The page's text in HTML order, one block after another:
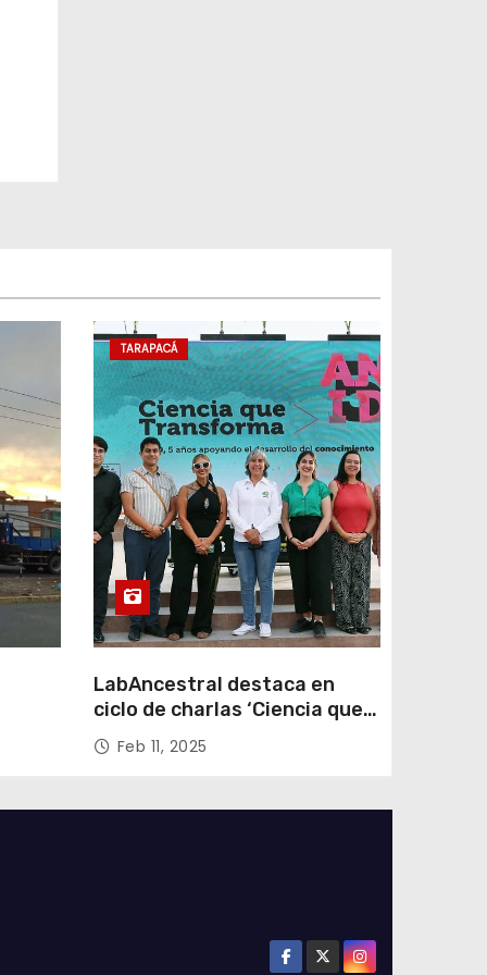
TARAPACÁ
LabAncestral destaca en
ciclo de charlas ‘Ciencia que
Transforma’ de ANID
Feb 11, 2025